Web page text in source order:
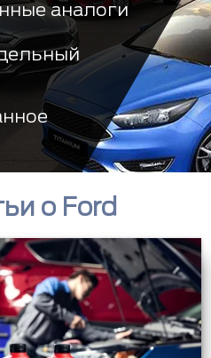
аналоги
о Ford